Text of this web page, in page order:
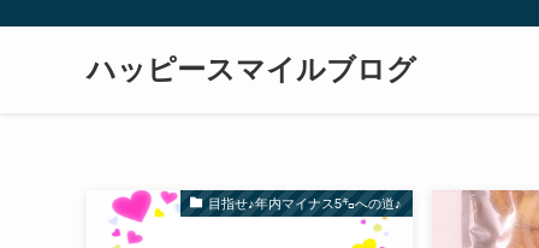
ハッピースマイルブログ
目指せ♪年内マイナス5㌔への道♪